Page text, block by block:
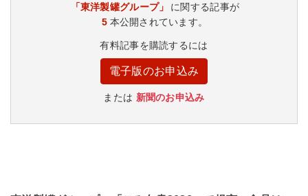
「東洋製罐グループ」
に関する記事が
5 本公開されています。
有料記事を購読するには
電子版のお申込み
または 新聞のお申込み